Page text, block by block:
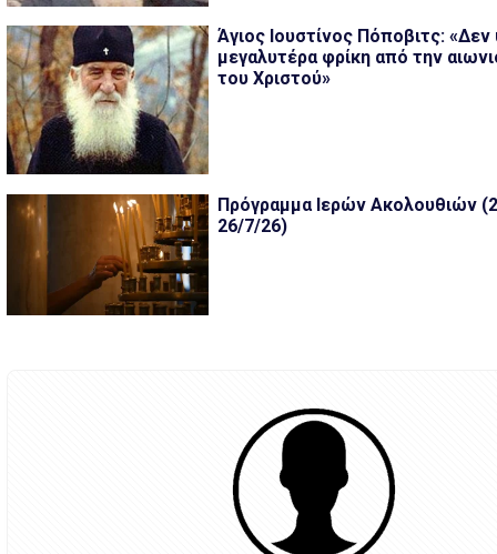
Άγιος Ιουστίνος Πόποβιτς: «Δεν
μεγαλυτέρα φρίκη από την
του Χριστού»
Πρόγραμμα Ιερών Ακολουθιών
26/7/26)